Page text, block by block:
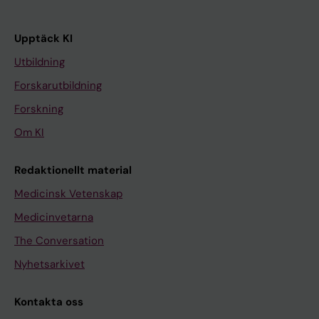
Upptäck KI
Utbildning
Forskarutbildning
Forskning
Om KI
Redaktionellt material
Medicinsk Vetenskap
Medicinvetarna
The Conversation
Nyhetsarkivet
Kontakta oss